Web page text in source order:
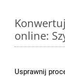
online:
Usprawnij